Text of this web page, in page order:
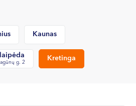
80
Kaunas
g. 2
Kretinga